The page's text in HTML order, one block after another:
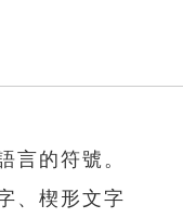
言的符號。
、​楔形文字